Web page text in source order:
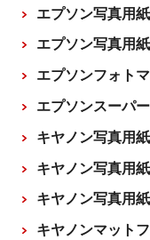
エプソン写真用
エプソン写真用
エプソンフォト
エプソンスーパ
キヤノン写真用
キヤノン写真用
キヤノン写真用
キヤノンマット